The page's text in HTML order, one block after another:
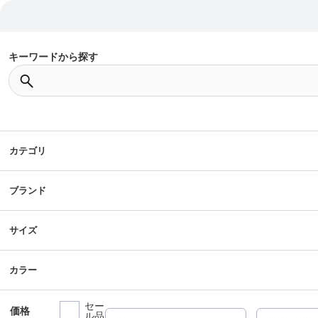
キーワードから探す
カテゴリ
ブランド
サイズ
カラー
価格
セー